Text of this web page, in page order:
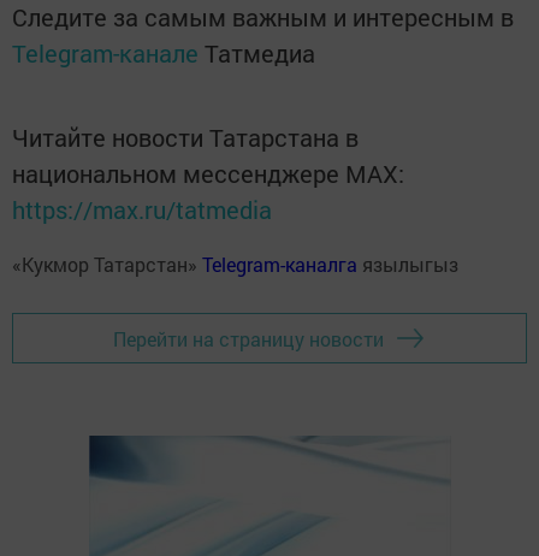
Следите за самым важным и интересным в
Telegram-канале Татмедиа
Читайте новости Татарстана в
национальном мессенджере MАХ:
https://max.ru/tatmedia
«Кукмор Татарстан» Telegram-каналга язылыгыз
Перейти на страницу новости